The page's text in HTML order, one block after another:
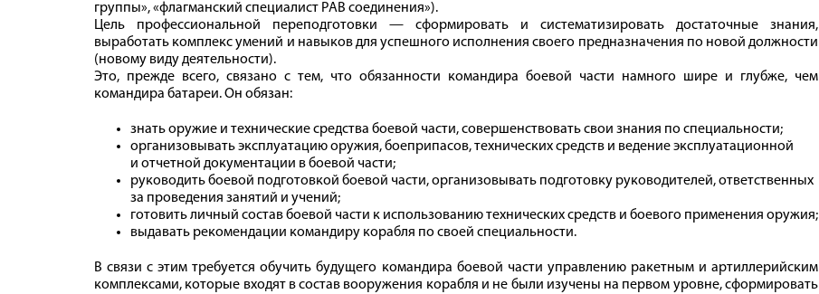
группы», «флагманский специалист РАВ соединения»).
Цель профессиональной переподготовки — сформировать и систематизировать достаточные знания,
выработать комплекс умений и навыков для успешного исполнения своего предназначения по новой должности
(новому виду деятельности).
Это, прежде всего, связано с тем, что обязанности командира боевой части намного шире и глубже, чем
командира батареи. Он обязан:
знать оружие и технические средства боевой части, совершенствовать свои знания по специальности;
организовывать эксплуатацию оружия, боеприпасов, технических средств и ведение эксплуатационной
и отчетной документации в боевой части;
руководить боевой подготовкой боевой части, организовывать подготовку руководителей, ответственных
за проведения занятий и учений;
готовить личный состав боевой части к использованию технических средств и боевого применения оружия;
выдавать рекомендации командиру корабля по своей специальности.
В связи с этим требуется обучить будущего командира боевой части управлению ракетным и артиллерийским
комплексами, которые входят в состав вооружения корабля и не были изучены на первом уровне, сформировать